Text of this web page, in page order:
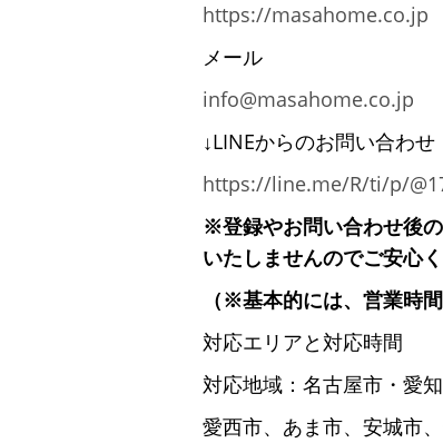
https://masahome.co.jp
メール
info@masahome.co.jp
↓LINEからのお問い合わ
https://line.me/R/ti/p/
※登録やお問い合わせ後
いたしませんのでご安心く
（※基本的には、営業時
対応エリアと対応時間
対応地域：名古屋市・愛
愛西市、あま市、安城市